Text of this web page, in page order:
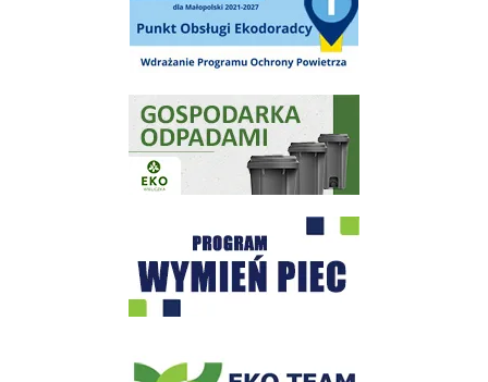
Gospodarka odpadami na terenie Miasta i Gminy Wieliczka
Program "Czyste Powietrze" - Wieliczka